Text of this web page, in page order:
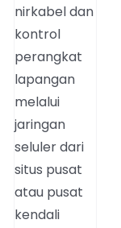
nirkabel dan
kontrol
perangkat
lapangan
melalui
jaringan
seluler dari
situs pusat
atau pusat
kendali